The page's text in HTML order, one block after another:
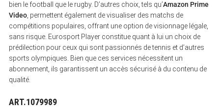
bien le football que le rugby. D’autres choix, tels qu’Amazon Prime
Video, permettent également de visualiser des matchs de
compétitions populaires, offrant une option de visionnage légale,
sans risque. Eurosport Player constitue quant à lui un choix de
prédilection pour ceux qui sont passionnés de tennis et d’autres
sports olympiques. Bien que ces services nécessitent un
abonnement, ils garantissent un accès sécurisé à du contenu de
qualité.
ART.1079989